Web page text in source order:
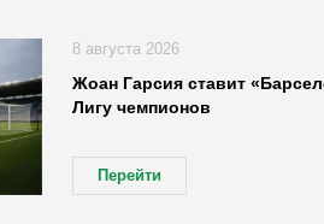
Жоан Гарсия ставит
Лигу чемпионов
Перейти
8 августа 2026